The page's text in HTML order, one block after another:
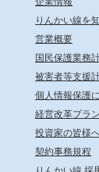
りんかい線を
営業概要
国民保護業務
被害者等支援
個人情報保護
経営改革プラン
投資家の皆様
契約事務規程